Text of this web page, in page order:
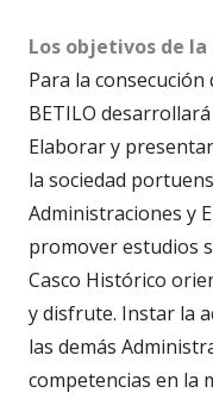
Los objetivos de la
Para la
BETILO
Elaborar y
la sociedad
Administraciones y
promover estudios
Casco Histórico
y disfrute. Instar la
las demás
competencias en la